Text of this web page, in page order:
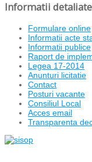
Informatii detaliate
Formulare online
Informatii acte
Informatii publice
Raport de
Legea 17-2014
Anunturi licitatie
Contact
Posturi vacante
Consiliul Local
Acces email
Transparenta